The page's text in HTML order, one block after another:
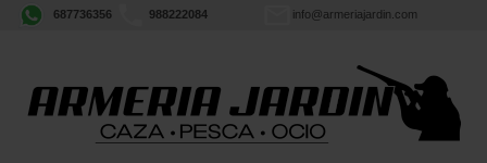
687736356 988222084 info@armeriajardin.com